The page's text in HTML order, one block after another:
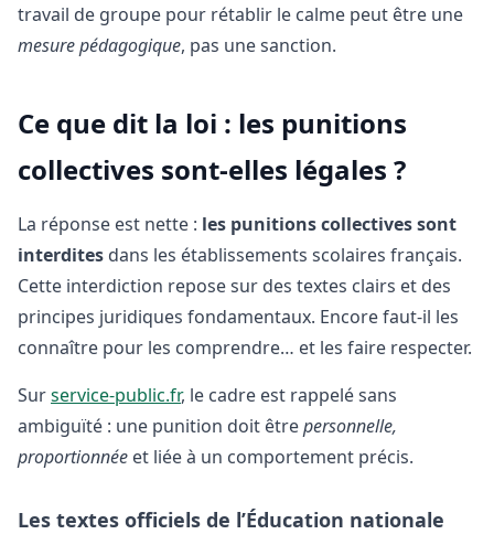
travail de groupe pour rétablir le calme peut être une
mesure pédagogique, pas une sanction.
Ce que dit la loi : les punitions
collectives sont-elles légales ?
La réponse est nette : les punitions collectives sont
interdites dans les établissements scolaires français.
Cette interdiction repose sur des textes clairs et des
principes juridiques fondamentaux. Encore faut-il les
connaître pour les comprendre… et les faire respecter.
Surservice-public.fr, le cadre est rappelé sans
ambiguïté : une punition doit êtrepersonnelle,
proportionnée et liée à un comportement précis.
Les textes officiels de l’Éducation nationale